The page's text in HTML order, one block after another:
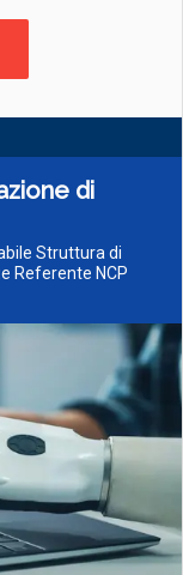
di
Struttura di
Referente NCP